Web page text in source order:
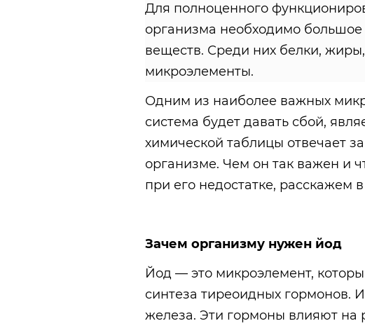
Для полноценного
организма необходимо большое
веществ. Среди них белки,
микроэлементы.
Одним из наиболее важных
система будет давать сбой,
химической таблицы отвечает
организме. Чем он так важен и
при его недостатке, расскажем
Зачем организму нужен йод
Йод — это микроэлемент,
синтеза тиреоидных гормонов.
железа. Эти гормоны влияют на